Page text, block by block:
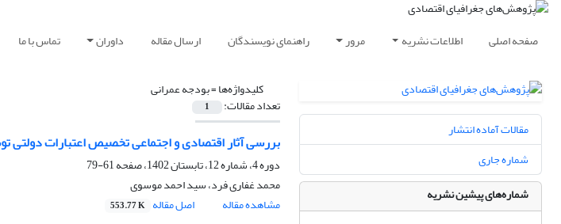
صفحه اصلی اطلاعات نشریه مرور راهنمای نویسندگان ارسال مقاله داوران تماس با ما
کلیدواژه‌ها =بودجه عمرانی
تعداد مقالات: 1
بررسی آثار اقتصادی و اجتماعی تخصیص اعتبارات دولتی
دوره 4، شماره 12، تابستان 1402، صفحه
61-79
محمد غفاری فرد، سید احمد موسوی
مشاهده مقاله
اصل مقاله 553.77 K
مقالات آماده انتشار
شماره جاری
شماره‌های پیشین نشریه